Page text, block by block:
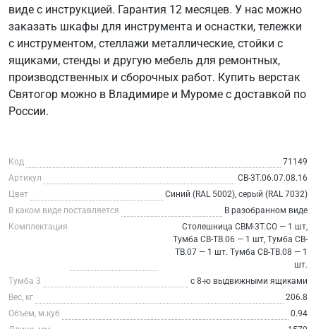
виде с инструкцией. Гарантия 12 месяцев. У нас можно
заказать шкафы для инструмента и оснастки, тележки
с инструментом, стеллажи металлические, стойки с
ящиками, стенды и другую мебель для ремонтных,
производственных и сборочных работ. Купить верстак
Святогор можно в Владимире и Муроме с доставкой по
России.
Код
71149
Артикул
СВ-3Т.06.07.08.16
Цвет
Синий (RAL 5002), серый (RAL 7032)
В каком виде поставляется
В разобранном виде
Комплектация
Столешница СВМ-3Т.СО — 1 шт,
Тумба СВ-ТВ.06 — 1 шт, Тумба СВ-
ТВ.07 — 1 шт. Тумба СВ-ТВ.08 — 1
шт.
Тумба 3
с 8-ю выдвижными ящиками
Вес, кг
206.8
Объем, м.куб
0.94